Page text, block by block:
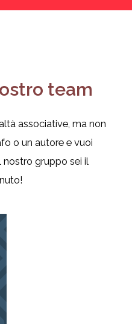
team
associative, ma non
o un autore e vuoi
nostro gruppo sei il